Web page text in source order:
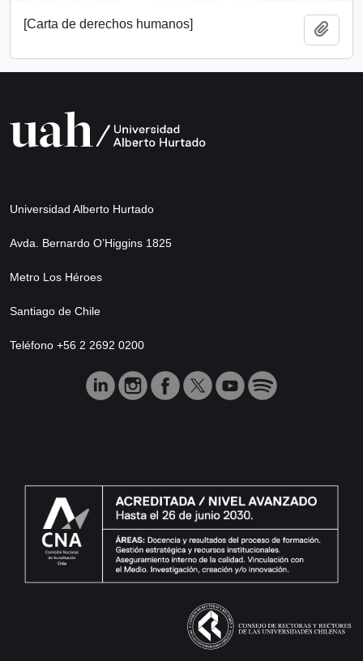
[Carta de derechos humanos]
Universidad Alberto Hurtado
Avda. Bernardo O’Higgins 1825
Metro Los Héroes
Santiago de Chile
Teléfono +56 2 2692 0200